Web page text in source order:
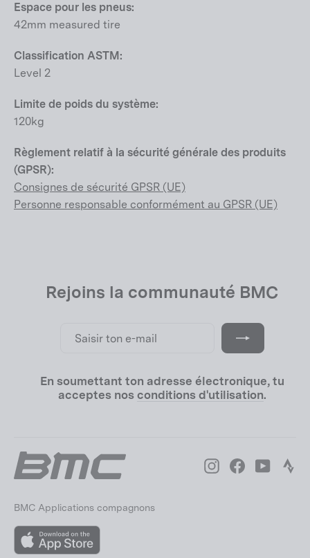
Espace pour les pneus:
42mm measured tire
Classification ASTM:
Level 2
Limite de poids du système:
120kg
Règlement relatif à la sécurité générale des produits
(GPSR):
Consignes de sécurité GPSR (UE)
Personne responsable conformément au GPSR (UE)
Rejoins la communauté BMC
En soumettant ton adresse électronique, tu
acceptes nos conditions d'utilisation.
InstagramFacebookYouTube
BMC Applications compagnons